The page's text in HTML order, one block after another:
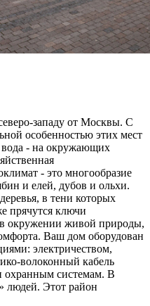
западу от Москвы. С
особенностью этих мест
вода - на окружающих
- это многообразие
и елей, дубов и ольхи.
в тени которых
прячутся ключи
окружении живой природы,
Ваш дом оборудован
электричеством,
волоконный кабель
системам. В
людей. Этот район